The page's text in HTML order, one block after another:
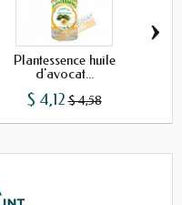
Plantessence huile
d'avocat...
$ 4,12 $ 4,58
›